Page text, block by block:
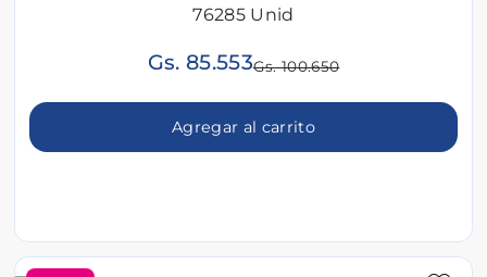
76285 Unid
Gs. 85.553Gs. 100.650
Agregar al carrito